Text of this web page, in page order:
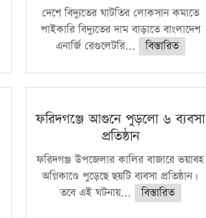
দেশে বিদ্যুতের ঘাটতির লোকসান কমাতে
পাইকারি বিদ্যুতের দাম বাড়াতে বাংলাদেশ
এনার্জি রেগুলেটরি...
বিস্তারিত
ফরিদগঞ্জে আগুনে পুড়লো ৬ ব্যবসা
প্রতিষ্ঠান
ফরিদগঞ্জ উপজেলার কালির বাজারে ভয়াবহ
অগ্নিকাণ্ডে পুড়েছে ছয়টি ব্যবসা প্রতিষ্ঠান।
তবে এই ঘটনায়...
বিস্তারিত